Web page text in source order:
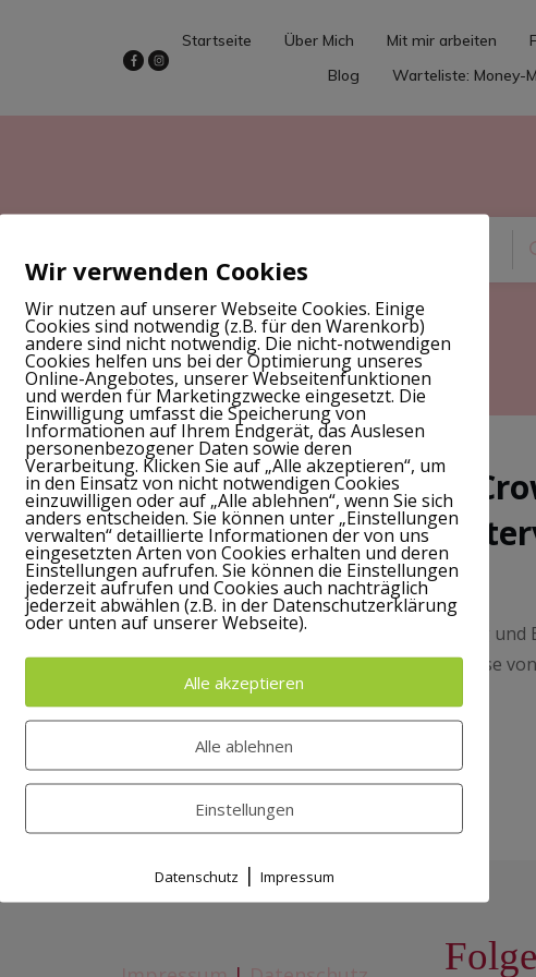
Startseite Über Mich Mit mir arbeiten
Blog
Warteliste: Money-
Home | Tag: Illustrationen
,Interview,Kinderbuch,
lernen,Selfpublishing
Kinderbuch,
Biografie –
Brühl
Kinderbuch, Crowdfunding und
Brühl Die erstaunliche Reise
​Read More
Wir verwenden Cookies
Wir nutzen auf unserer Webseite Cookies. Einige
Cookies sind notwendig (z.B. für den Warenkorb)
andere sind nicht notwendig. Die nicht-notwendigen
Cookies helfen uns bei der Optimierung unseres
Online-Angebotes, unserer Webseitenfunktionen
und werden für Marketingzwecke eingesetzt. Die
Einwilligung umfasst die Speicherung von
Informationen auf Ihrem Endgerät, das Auslesen
personenbezogener Daten sowie deren
Verarbeitung. Klicken Sie auf „Alle akzeptieren“, um
in den Einsatz von nicht notwendigen Cookies
einzuwilligen oder auf „Alle ablehnen“, wenn Sie sich
anders entscheiden. Sie können unter „Einstellungen
verwalten“ detaillierte Informationen der von uns
eingesetzten Arten von Cookies erhalten und deren
Einstellungen aufrufen. Sie können die Einstellungen
jederzeit aufrufen und Cookies auch nachträglich
jederzeit abwählen (z.B. in der Datenschutzerklärung
oder unten auf unserer Webseite).
Alle akzeptieren
Alle ablehnen
Einstellungen
Datenschutz | Impressum